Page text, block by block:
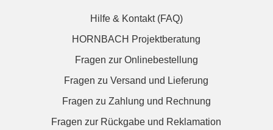
Hilfe & Kontakt (FAQ)
HORNBACH Projektberatung
Fragen zur Onlinebestellung
Fragen zu Versand und Lieferung
Fragen zu Zahlung und Rechnung
Fragen zur Rückgabe und Reklamation